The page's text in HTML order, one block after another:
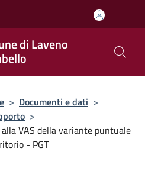
di Laveno
> Documenti e dati >
>
VAS della variante puntuale
- PGT